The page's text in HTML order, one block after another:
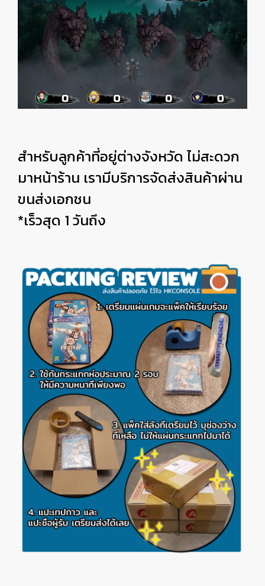
สำหรับลูกค้าที่อยู่ต่างจังหวัด ไม่สะดวก
มาหน้าร้าน เรามีบริการจัดส่งสินค้าผ่าน
ขนส่งเอกชน
*เร็วสุด 1 วันถึง